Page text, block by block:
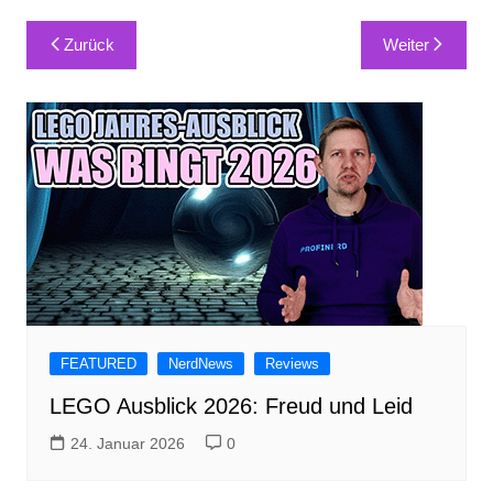
Beitragsnavigation
Zurück Weiter
FEATURED NerdNews Reviews
LEGO Ausblick 2026: Freud und Leid
24. Januar 2026 0